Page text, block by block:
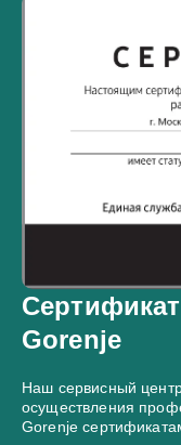
Gorenje
Наш сервисный
осуществления
Gorenje